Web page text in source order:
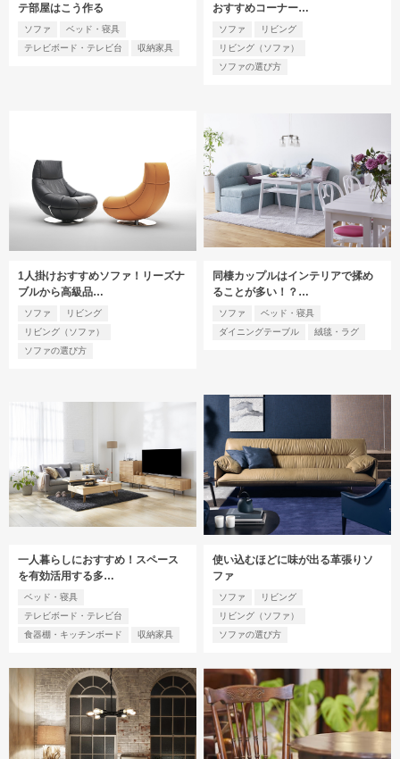
テ部屋はこう作る
ソファ
ベッド・寝具
テレビボード・テレビ台
収納家具
おすすめコーナー…
ソファ
リビング
リビング（ソファ）
ソファの選び方
1人掛けおすすめソファ！リーズナ
ブルから高級品…
ソファ
リビング
リビング（ソファ）
ソファの選び方
同棲カップルはインテリアで揉め
ることが多い！？…
ソファ
ベッド・寝具
ダイニングテーブル
絨毯・ラグ
一人暮らしにおすすめ！スペース
を有効活用する多…
ベッド・寝具
テレビボード・テレビ台
食器棚・キッチンボード
収納家具
使い込むほどに味が出る革張りソ
ファ
ソファ
リビング
リビング（ソファ）
ソファの選び方